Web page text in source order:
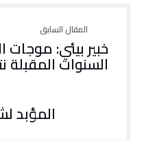
خبير بيئي: موجات
السنوات المقبلة
المؤبد